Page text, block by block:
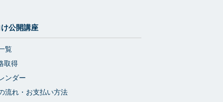
公開講座
覧
取得
ンダー
流れ・お支払い方法